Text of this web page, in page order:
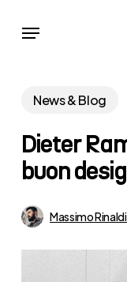
Menu
News & Blog
Dieter
buon
Massimo Rinaldi